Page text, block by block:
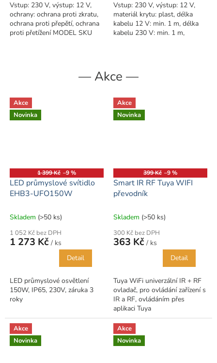
Vstup: 230 V, výstup: 12 V,
ochrany: ochrana proti zkratu,
ochrana proti přepětí, ochrana
proti přetížení MODEL SKU
Vstup: 230 V, výstup: 12 V,
materiál krytu: plast, délka
kabelu 12 V: min. 1 m, délka
kabelu 230 V: min. 1 m,
— Akce —
Akce
Novinka
1 399 Kč –9 %
LED průmyslové svítidlo
EHB3-UFO150W
Skladem (>50 ks)
1 052 Kč bez DPH
1 273 Kč / ks
Detail
LED průmyslové osvětlení
150W, IP65, 230V, záruka 3
roky
Akce
Novinka
399 Kč –9 %
Smart IR RF Tuya WIFI
převodník
Skladem (>50 ks)
300 Kč bez DPH
363 Kč / ks
Detail
Tuya WiFi univerzální IR + RF
ovladač, pro ovládání zařízení s
IR a RF, ovládáním přes
aplikaci Tuya
Akce
Novinka
Akce
Novinka